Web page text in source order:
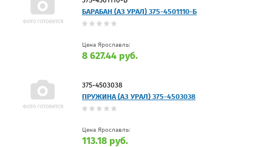
БАРАБАН (АЗ УРАЛ) 375-4501110-Б
Цена Ярославль:
8 627.44 руб.
375-4503038
ПРУЖИНА (АЗ УРАЛ) 375-4503038
Цена Ярославль:
113.18 руб.